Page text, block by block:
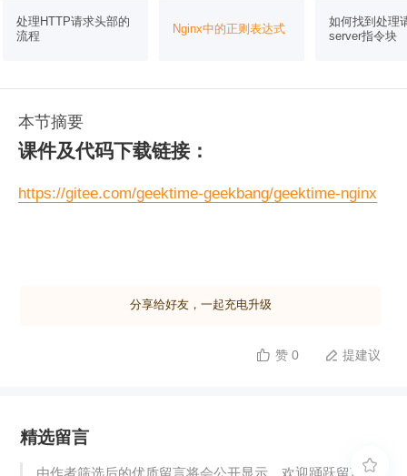
处理HTTP请求头部的
流程
Nginx中的正则表达式
如何找到处理
server指令块
本节摘要
课件及代码下载链接：
https://gitee.com/geektime-geekbang/geektime-nginx
分享给好友，一起充电升级
 赞 0  提建议
精选留言
由作者筛选后的优质留言将会公开显示，欢迎踊跃留言。
